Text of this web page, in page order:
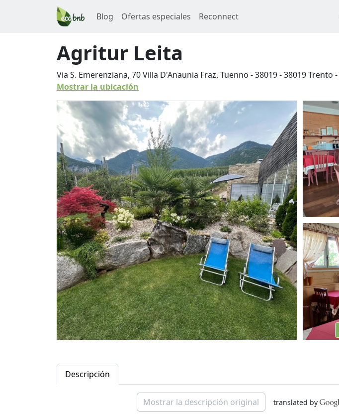
Blog Ofertas especiales Reconnect
Agritur Leita
Via S. Emerenziana, 70 Villa D'Anaunia Fraz. Tuenno - 38019-38019Trento -
Mostrar la ubicación
Descripción
Mostrar la descripción original translated by